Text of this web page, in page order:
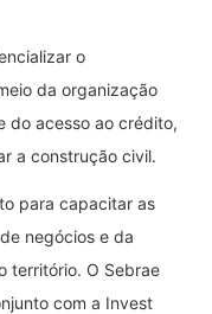
o
da organização
do acesso ao crédito,
a construção civil.
para capacitar as
negócios e da
território. O Sebrae
com a Invest